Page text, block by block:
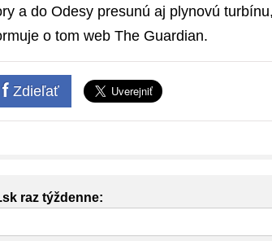
a do Odesy presunú aj plynovú
o tom web The Guardian.
Zdieľať
raz týždenne: